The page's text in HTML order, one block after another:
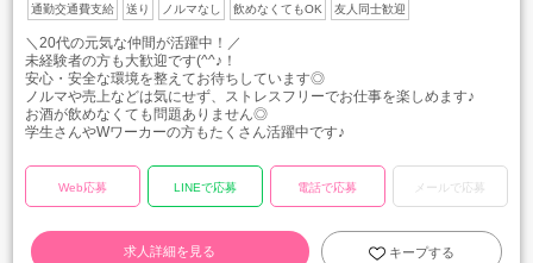
通勤交通費支給 送り ノルマなし 飲めなくてもOK 友人同士歓迎
＼20代の元気な仲間が活躍中！／
未経験者の方も大歓迎です(^^♪！
安心・安全な環境を整えてお待ちしています◎
ノルマや売上などは気にせず、ストレスフリーでお仕事を楽しめます♪
お酒が飲めなくても問題ありません◎
学生さんやWワーカーの方もたくさん活躍中です♪
Web応募 LINEで応募 電話で応募 メールで応募
求人詳細を見る キープする